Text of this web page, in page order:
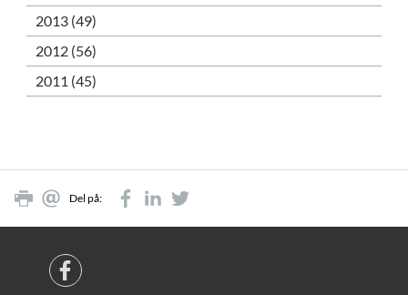
2013 (49)
2012 (56)
2011 (45)
Del på: